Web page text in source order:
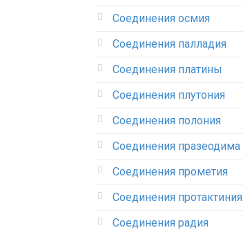
Соединения осмия‎
Соединения палладия‎
Соединения платины‎
Соединения плутония‎
Соединения полония‎
Соединения празеодима‎
Соединения прометия‎
Соединения протактиния‎
Соединения радия‎